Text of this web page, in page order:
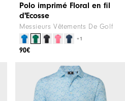
Polo imprimé Floral en fil
d'Ecosse
Messieurs Vêtements De Golf
+1
90€